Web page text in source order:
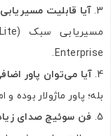
آیا قابلیت
Enterprise.
آیا می‌توان پاور
بله؛ پاور ماژولار بوده
فن سوئیچ صدای